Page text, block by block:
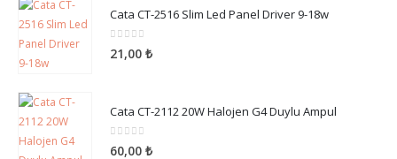
Cata CT-2516 Slim Led Panel Driver 9-18w
0 5 üzerinden
21,00 ₺
Cata CT-2112 20W Halojen G4 Duylu Ampul
0 5 üzerinden
60,00 ₺